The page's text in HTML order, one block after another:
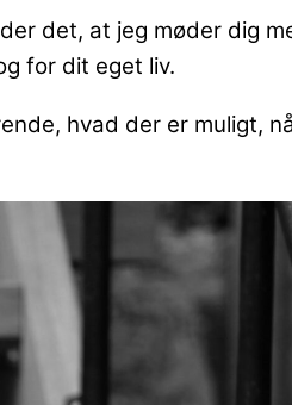
det, at jeg møder dig
for dit eget liv.
hvad der er muligt,